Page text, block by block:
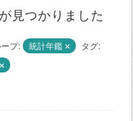
見つかりました
プ: 統計年鑑
タグ: